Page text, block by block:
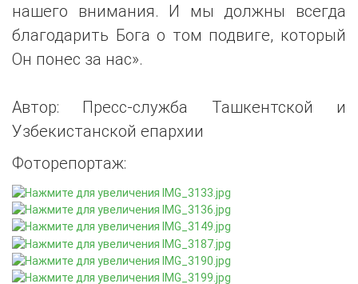
нашего внимания. И мы должны всегда
благодарить Бога о том подвиге, который
Он понес за нас».
Автор: Пресс-служба Ташкентской и
Узбекистанской епархии
Фоторепортаж: